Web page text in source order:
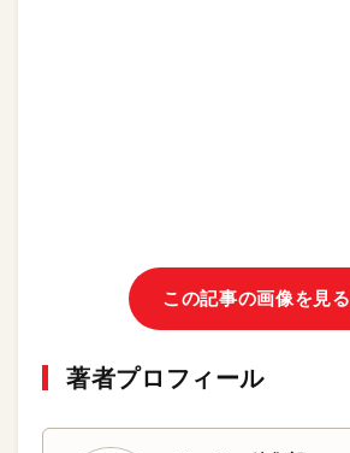
この記事の画像を見る
著者プロフィール